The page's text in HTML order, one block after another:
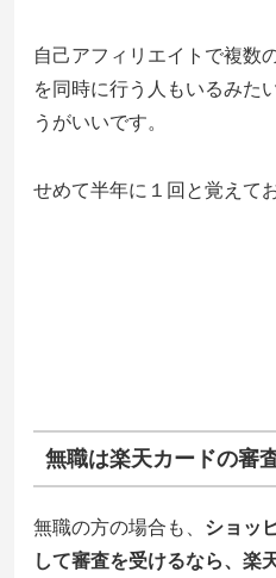
自己アフィリエイトで複数
を同時に行う人もいるみた
うがいいです。
せめて半年に１回と覚えて
無職は楽天カードの審
無職の方の場合も、 ショッ
して審査を受けるなら、楽